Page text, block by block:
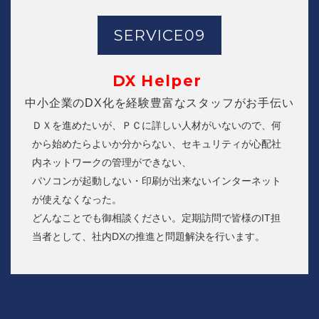
SERVICE09
DX Helper
中小企業のDX化を経験豊富なスタッフがお手伝い
ＤＸを進めたいが、ＰＣに詳しい人材がいないので、何
から始めたらよいか分からない、セキュリティが心配社
内ネットワークの管理ができない、
パソコンが起動しない・印刷が出来ないインターネット
が使えなくなった。
どんなことでも御相談ください。定期訪問で皆様のIT担
当者として、社内DXの推進と問題解決を行います。